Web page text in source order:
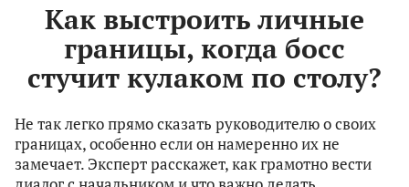
Как выстроить личные
границы, когда босс
стучит кулаком по столу?
Не так легко прямо сказать руководителю о своих
границах, особенно если он намеренно их не
замечает. Эксперт расскажет, как грамотно вести